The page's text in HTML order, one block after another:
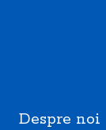
Despre noi